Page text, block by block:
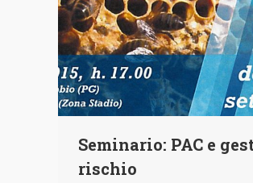
Seminario: PAC e
rischio